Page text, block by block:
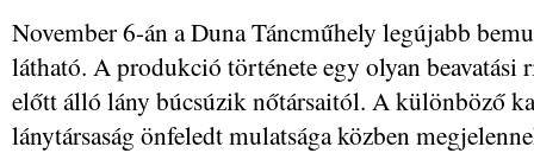
November 6-án a Duna Táncműhely legújabb
látható. A produkció története egy olyan beavatási
előtt álló lány búcsúzik nőtársaitól. A különböző
lánytársaság önfeledt mulatsága közben